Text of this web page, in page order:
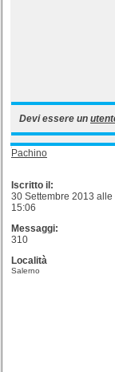
Devi essere un
Pachino
Iscritto il:
30 Settembre 2013 alle
15:06
Messaggi:
310
Località
Salerno